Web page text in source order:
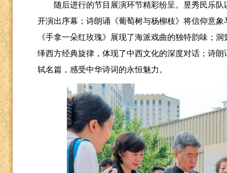
随后进行的节目展演环节精彩纷呈。昱秀民乐
开演出序幕；诗朗诵《葡萄树与杨柳枝》将信仰意
《手拿一朵红玫瑰》展现了海派戏曲的独特韵味；
绎西方经典旋律，体现了中西文化的深度对话；诗
轼名篇，感受中华诗词的永恒魅力。